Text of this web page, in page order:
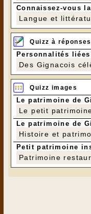
Elle était
certaines
Voici la recette
Connaissez-vous
Langue et
Quizz à
Personnalités
Des Gignacois
Quizz images
Le patrimoine de
Le petit
Le patrimoine de
Histoire et
Petit patrimoine
Patrimoine